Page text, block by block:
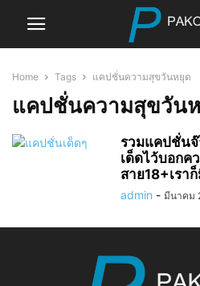
Home Tags แคปชั่นความสุขวันหยุด
แคปชั่นความสุขวัน
รวมแคปชั่นจ๊
เด็ดไว้บอกค
สาย18+เรา
admin - มีนาคม